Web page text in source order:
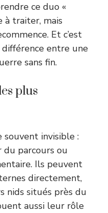
ce duo «
à traiter, mais
Et c’est
entre une
sans fin.
plus
souvent invisible :
du parcours ou
Ils peuvent
directement,
nids situés près du
aussi leur rôle